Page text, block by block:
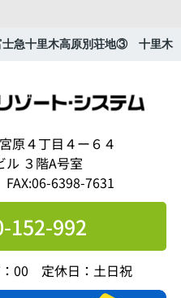
士急十里木高原別荘地③ 十里木
原４丁目４ー６４
ル ３階A号室
6398-7631
152-992
：00 定休日：土日祝